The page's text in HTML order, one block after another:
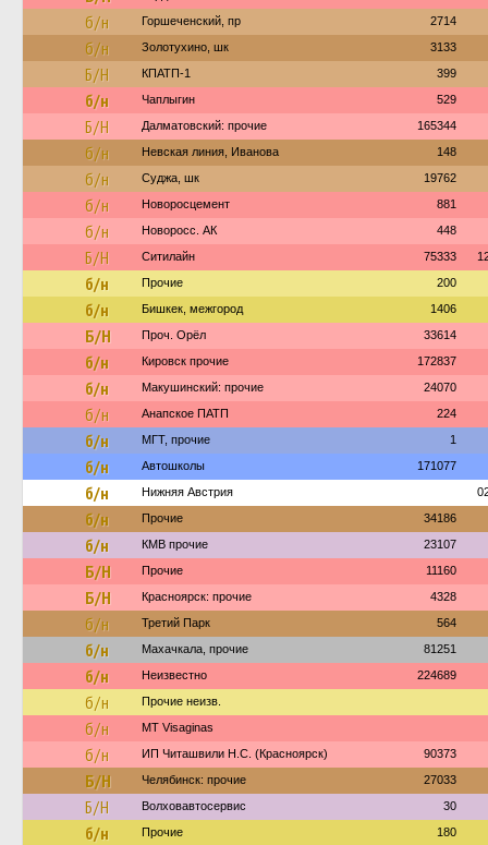
б/н Горшеченский, пр 2714
б/н Золотухино, шк 3133
Б/Н КПАТП-1 399
б/н Чаплыгин 529
Б/Н Далматовский: прочие 165344
б/н Невская линия, Иванова 148
б/н Суджа, шк 19762
б/н Новоросцемент 881
б/н Новоросс. АК 448
Б/Н Ситилайн 75333
б/н Прочие 200
б/н Бишкек, межгород 1406
Б/Н Проч. Орёл 33614
б/н Кировск прочие 172837
б/н Макушинский: прочие 24070
б/н Анапское ПАТП 224
б/н МГТ, прочие 1
б/н Автошколы 171077
б/н Нижняя Австрия
б/н Прочие 34186
б/н КМВ прочие 23107
Б/Н Прочие 11160
Б/Н Красноярск: прочие 4328
б/н Третий Парк 564
б/н Махачкала, прочие 81251
б/н Неизвестно 224689
б/н Прочие неизв.
б/н MT Visaginas
б/н ИП Читашвили Н.С. (Красноярск) 90373
Б/Н Челябинск: прочие 27033
Б/Н Волховавтосервис 30
б/н Прочие 180